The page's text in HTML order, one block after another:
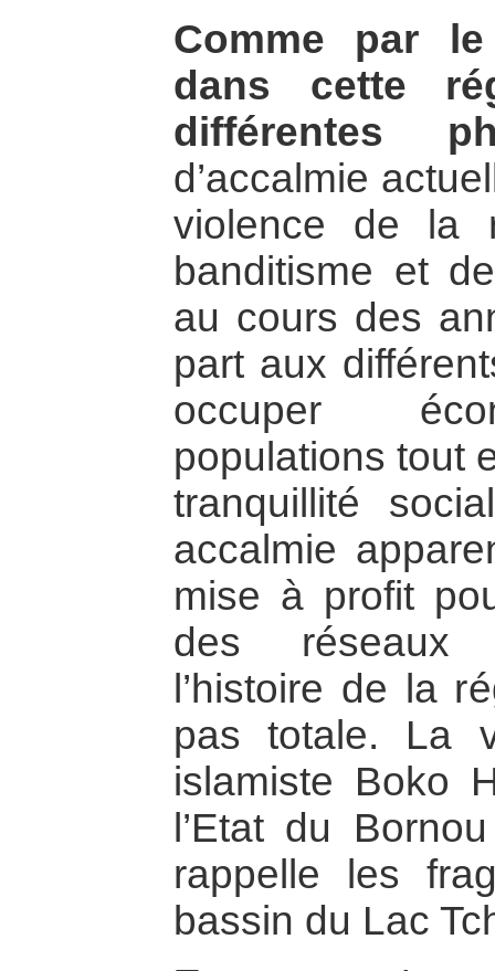
Comme par le
dans cette
différentes
d’accalmie
violence de la
banditisme et
au cours des
part aux
occuper
populations tout
tranquillité
accalmie
mise à profit
des réseaux
l’histoire de la
pas totale. La
islamiste Boko
l’Etat du
rappelle les
bassin du Lac